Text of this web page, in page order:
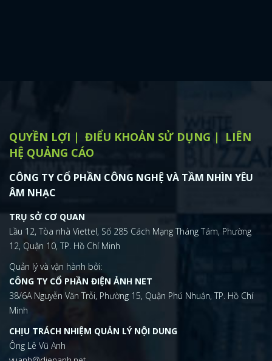
QUYỀN LỢI ĐIỂU KHOẢN SỬ DỤNG
LIÊN
HỆ QUẢNG CÁO
CÔNG TY CỔ PHẦN CÔNG NGHỆ VÀ TẦM NHÌN YÊU
ÂM NHẠC
TRỤ SỞ CƠ QUAN
Lầu 12, Tòa nhà Viettel, Số 285 Cách Mạng Tháng Tám, Phường
12, Quận 10, TP. Hồ Chí Minh
Quản lý và vận hành bởi:
CÔNG TY CỔ PHẦN ĐIỆN ẢNH NET
38/6A Nguyễn Văn Trỗi, Phường 15, Quận Phú Nhuận, TP. Hồ Chí
Minh
CHỊU TRÁCH NHIỆM QUẢN LÝ NỘI DUNG
Ông Lê Vũ Anh